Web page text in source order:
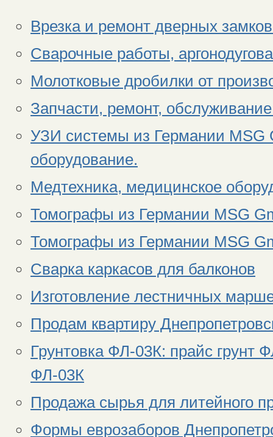
Врезка и ремонт дверных
Сварочные работы,
Молотковые дробилки от
Запчасти, ремонт,
УЗИ системы из Германии MSG
оборудование.
Медтехника, медицинское
Томографы из Германии MSG
Томографы из Германии MSG
Сварка каркасов для балконов
Изготовление лестничных
Продам квартиру
Грунтовка ФЛ-03К: прайс грунт
ФЛ-03К
Продажа сырья для литейного
Формы еврозаборов